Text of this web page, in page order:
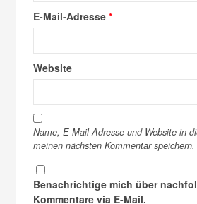
E-Mail-Adresse*
Website
Name, E-Mail-Adresse und Website in
meinen nächsten Kommentar speichern.
Benachrichtige mich über
Kommentare via E-Mail.